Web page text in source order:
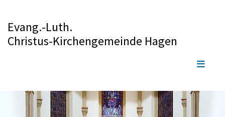
Evang.-Luth.
Christus-Kirchengemeinde Hagen